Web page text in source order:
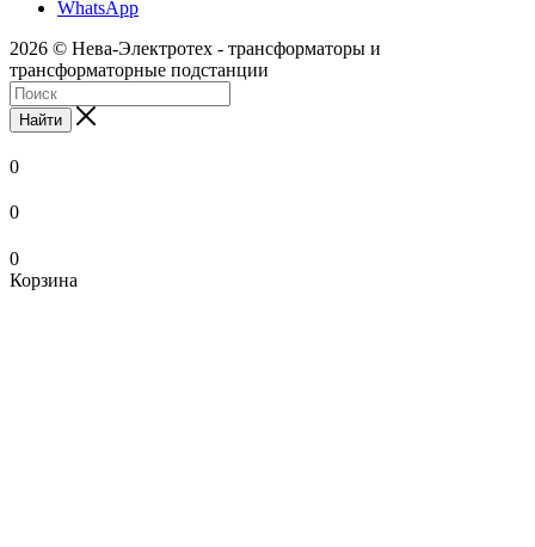
WhatsApp
2026 © Нева-Электротех - трансформаторы и
трансформаторные подстанции
Найти
0
0
0
Корзина